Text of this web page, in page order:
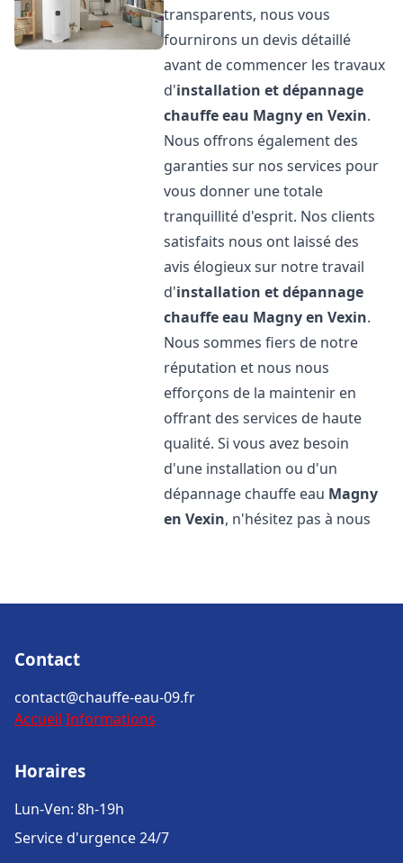
transparents, nous vous
fournirons un devis détaillé
avant de commencer les travaux
d'installation et dépannage
chauffe eau Magny en Vexin.
Nous offrons également des
garanties sur nos services pour
vous donner une totale
tranquillité d'esprit. Nos clients
satisfaits nous ont laissé des
avis élogieux sur notre travail
d'installation et dépannage
chauffe eau Magny en Vexin.
Nous sommes fiers de notre
réputation et nous nous
efforçons de la maintenir en
offrant des services de haute
qualité. Si vous avez besoin
d'une installation ou d'un
dépannage chauffe eau Magny
en Vexin, n'hésitez pas à nous
Contact
contact@chauffe-eau-09.fr
Accueil Informations
Horaires
Lun-Ven: 8h-19h
Service d'urgence 24/7